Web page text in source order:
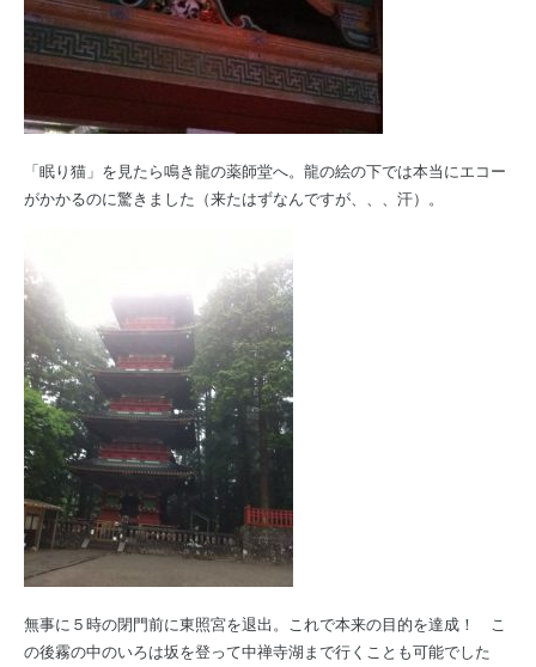
「眠り猫」を見たら鳴き龍の薬師堂へ。龍の絵の下では本当にエコー
がかかるのに驚きました（来たはずなんですが、、、汗）。
無事に５時の閉門前に東照宮を退出。これで本来の目的を達成！ こ
の後霧の中のいろは坂を登って中禅寺湖まで行くことも可能でした